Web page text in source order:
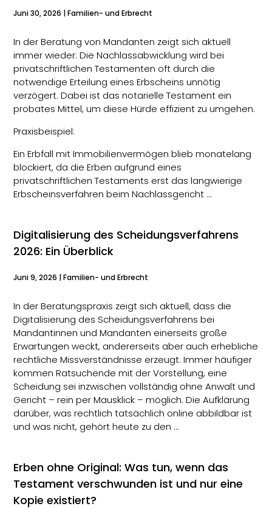
Juni 30, 2026 |Familien- und Erbrecht
In der Beratung von Mandanten zeigt sich aktuell
immer wieder: Die Nachlassabwicklung wird bei
privatschriftlichen Testamenten oft durch die
notwendige Erteilung eines Erbscheins unnötig
verzögert. Dabei ist das notarielle Testament ein
probates Mittel, um diese Hürde effizient zu umgehen.
Praxisbeispiel:
Ein Erbfall mit Immobilienvermögen blieb monatelang
blockiert, da die Erben aufgrund eines
privatschriftlichen Testaments erst das langwierige
Erbscheinsverfahren beim Nachlassgericht …
Digitalisierung des Scheidungsverfahrens
2026: Ein Überblick
Juni 9, 2026 |Familien- und Erbrecht
In der Beratungspraxis zeigt sich aktuell, dass die
Digitalisierung des Scheidungsverfahrens bei
Mandantinnen und Mandanten einerseits große
Erwartungen weckt, andererseits aber auch erhebliche
rechtliche Missverständnisse erzeugt. Immer häufiger
kommen Ratsuchende mit der Vorstellung, eine
Scheidung sei inzwischen vollständig ohne Anwalt und
Gericht – rein per Mausklick – möglich. Die Aufklärung
darüber, was rechtlich tatsächlich online abbildbar ist
und was nicht, gehört heute zu den …
Erben ohne Original: Was tun, wenn das
Testament verschwunden ist und nur eine
Kopie existiert?